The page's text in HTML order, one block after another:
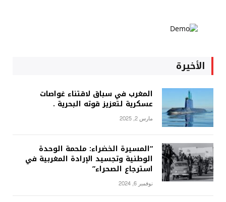
الأخيرة
المغرب في سباق لاقتناء غواصات
عسكرية لتعزيز قوته البحرية .
مارس 2, 2025
“المسيرة الخضراء: ملحمة الوحدة
الوطنية وتجسيد الإرادة المغربية في
استرجاع الصحراء”
نوفمبر 6, 2024